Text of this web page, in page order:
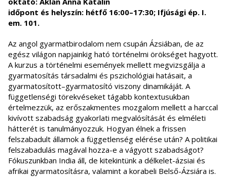
időpont és helyszín: hétfő 16:00–17:30; Ifjúsági ép. I.
em. 101.
Az angol gyarmatbirodalom nem csupán Ázsiában, de az
egész világon napjainkig ható történelmi örökséget hagyott.
A kurzus a történelmi események mellett megvizsgálja a
gyarmatosítás társadalmi és pszichológiai hatásait, a
gyarmatosított–gyarmatosító viszony dinamikáját. A
függetlenségi törekvéseket tágabb kontextusukban
értelmezzük, az erőszakmentes mozgalom mellett a harccal
kivívott szabadság gyakorlati megvalósítását és elméleti
hátterét is tanulmányozzuk. Hogyan élnek a frissen
felszabadult államok a függetlenség elérése után? A politikai
felszabadulás magával hozza-e a vágyott szabadságot?
Fókuszunkban India áll, de kitekintünk a délkelet-ázsiai és
afrikai gyarmatosításra, valamint a korabeli Belső-Ázsiára is.